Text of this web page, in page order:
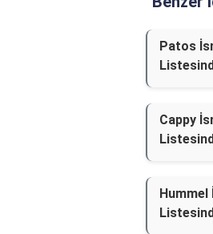
Patos
Cappy
Hummel